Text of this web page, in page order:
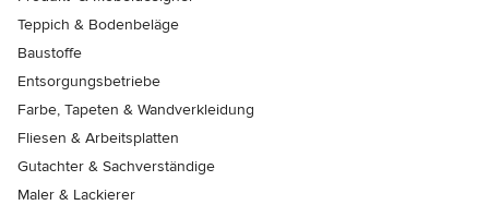
Teppich & Bodenbeläge
Baustoffe
Entsorgungsbetriebe
Farbe, Tapeten & Wandverkleidung
Fliesen & Arbeitsplatten
Gutachter & Sachverständige
Maler & Lackierer